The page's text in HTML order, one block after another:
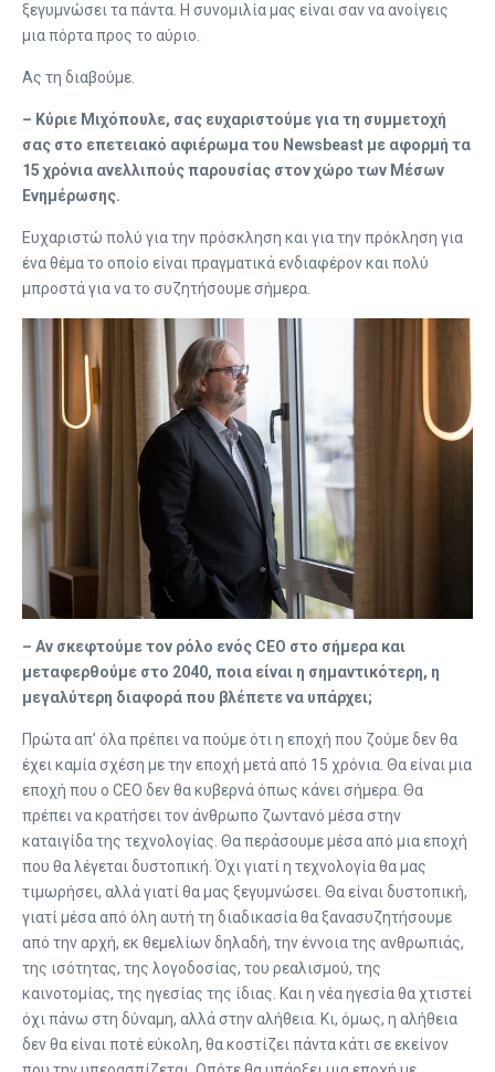
ξεγυμνώσει τα πάντα. Η συνομιλία μας είναι σαν να ανοίγεις
μια πόρτα προς το αύριο.
Ας τη διαβούμε.
– Κύριε Μιχόπουλε, σας ευχαριστούμε για τη συμμετοχή
σας στο επετειακό αφιέρωμα του Newsbeast με αφορμή τα
15 χρόνια ανελλιπούς παρουσίας στον χώρο των Μέσων
Ενημέρωσης.
Ευχαριστώ πολύ για την πρόσκληση και για την πρόκληση για
ένα θέμα το οποίο είναι πραγματικά ενδιαφέρον και πολύ
μπροστά για να το συζητήσουμε σήμερα.
– Αν σκεφτούμε τον ρόλο ενός CEO στο σήμερα και
μεταφερθούμε στο 2040, ποια είναι η σημαντικότερη, η
μεγαλύτερη διαφορά που βλέπετε να υπάρχει;
Πρώτα απ’ όλα πρέπει να πούμε ότι η εποχή που ζούμε δεν θα
έχει καμία σχέση με την εποχή μετά από 15 χρόνια. Θα είναι μια
εποχή που ο CEO δεν θα κυβερνά όπως κάνει σήμερα. Θα
πρέπει να κρατήσει τον άνθρωπο ζωντανό μέσα στην
καταιγίδα της τεχνολογίας. Θα περάσουμε μέσα από μια εποχή
που θα λέγεται δυστοπική. Όχι γιατί η τεχνολογία θα μας
τιμωρήσει, αλλά γιατί θα μας ξεγυμνώσει. Θα είναι δυστοπική,
γιατί μέσα από όλη αυτή τη διαδικασία θα ξανασυζητήσουμε
από την αρχή, εκ θεμελίων δηλαδή, την έννοια της ανθρωπιάς,
της ισότητας, της λογοδοσίας, του ρεαλισμού, της
καινοτομίας, της ηγεσίας της ίδιας. Και η νέα ηγεσία θα χτιστεί
όχι πάνω στη δύναμη, αλλά στην αλήθεια. Κι, όμως, η αλήθεια
δεν θα είναι ποτέ εύκολη, θα κοστίζει πάντα κάτι σε εκείνον